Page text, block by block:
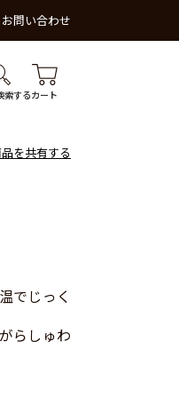
お問い合わせ
索するカート
を共有する
でじっく
らしゅわ